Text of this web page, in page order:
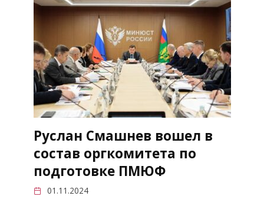
Руслан Смашнев вошел в
состав оргкомитета по
подготовке ПМЮФ
01.11.2024